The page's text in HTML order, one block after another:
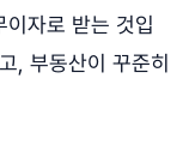
자로 받는 것입
, 부동산이 꾸준히